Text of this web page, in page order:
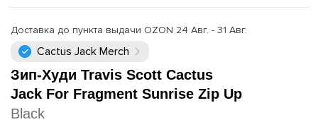
Доставка до пункта выдачи OZON 24 Авг. - 31 Авг.
Cactus Jack Merch
Зип-Худи Travis Scott Cactus
Jack For Fragment Sunrise Zip Up
Black